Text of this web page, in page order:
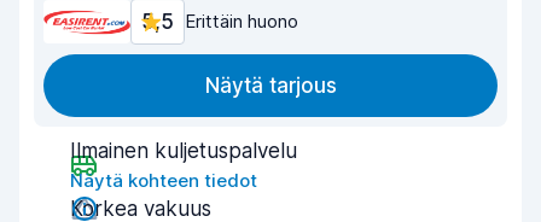
5,5 Erittäin huono
Näytä tarjous
Ilmainen kuljetuspalvelu
Näytä kohteen tiedot
Korkea vakuus